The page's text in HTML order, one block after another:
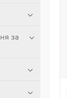
за